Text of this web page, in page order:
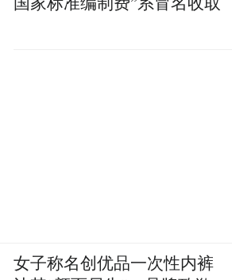
女子称名创优品一次性内裤